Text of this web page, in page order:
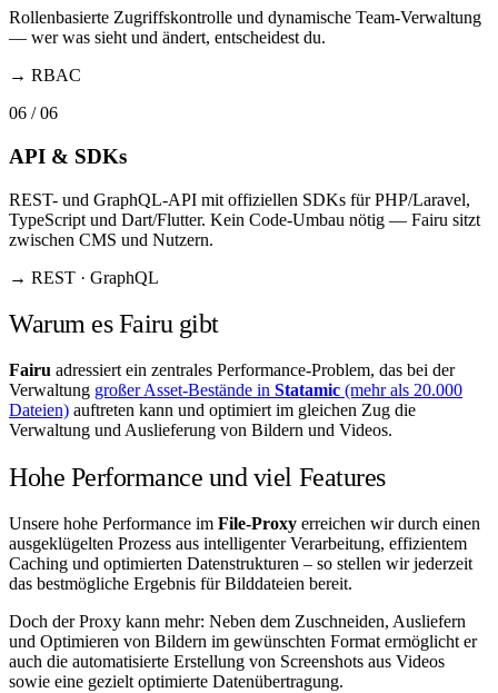
Rollenbasierte Zugriffskontrolle und dynamische Team-Verwaltung
— wer was sieht und ändert, entscheidest du.
→ RBAC
06 / 06
API & SDKs
REST- und GraphQL-API mit offiziellen SDKs für PHP/Laravel,
TypeScript und Dart/Flutter. Kein Code-Umbau nötig — Fairu sitzt
zwischen CMS und Nutzern.
→ REST · GraphQL
Warum es Fairu gibt
Fairu adressiert ein zentrales Performance-Problem, das bei der
Verwaltung großer Asset-Bestände in Statamic (mehr als 20.000
Dateien) auftreten kann und optimiert im gleichen Zug die
Verwaltung und Auslieferung von Bildern und Videos.
Hohe Performance und viel Features
Unsere hohe Performance im File-Proxy erreichen wir durch einen
ausgeklügelten Prozess aus intelligenter Verarbeitung, effizientem
Caching und optimierten Datenstrukturen – so stellen wir jederzeit
das bestmögliche Ergebnis für Bilddateien bereit.
Doch der Proxy kann mehr: Neben dem Zuschneiden, Ausliefern
und Optimieren von Bildern im gewünschten Format ermöglicht er
auch die automatisierte Erstellung von Screenshots aus Videos
sowie eine gezielt optimierte Datenübertragung.